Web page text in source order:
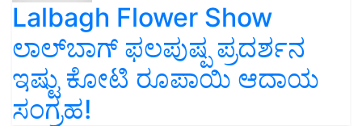
Lalbagh Flower Show
ಲಾಲ್‌ಬಾಗ್ ಫಲಪುಷ್ಪ ಪ್ರದರ್ಶನ
ಇಷ್ಟು ಕೋಟಿ ರೂಪಾಯಿ ಆದಾಯ
ಸಂಗ್ರಹ!